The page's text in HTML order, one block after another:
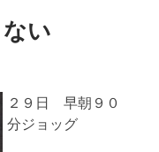
い
２９日 早朝９０
分ジョッグ